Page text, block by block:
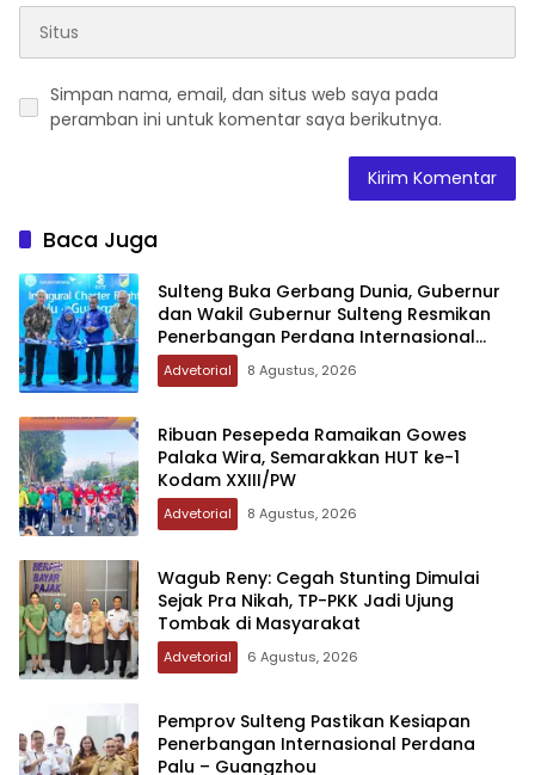
Simpan nama, email, dan situs web saya pada
peramban ini untuk komentar saya berikutnya.
Baca Juga
Sulteng Buka Gerbang Dunia, Gubernur
dan Wakil Gubernur Sulteng Resmikan
Penerbangan Perdana Internasional
Palu-Guangzhou
Advetorial 8 Agustus, 2026
Ribuan Pesepeda Ramaikan Gowes
Palaka Wira, Semarakkan HUT ke-1
Kodam XXIII/PW
Advetorial 8 Agustus, 2026
Wagub Reny: Cegah Stunting Dimulai
Sejak Pra Nikah, TP-PKK Jadi Ujung
Tombak di Masyarakat
Advetorial 6 Agustus, 2026
Pemprov Sulteng Pastikan Kesiapan
Penerbangan Internasional Perdana
Palu – Guangzhou